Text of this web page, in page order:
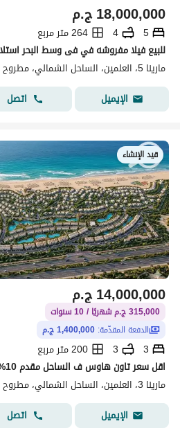
ج.م18,000,000
5
4
264 متر مربع
مارينا 5، العلمين، الساحل الشمالي، مطروح
الإيميل
اتصل
قيد الإنشاء
ج.م14,000,000
315,000 ج.م شهريًا / 10 سنوات
الدفعة المقدّمة: 1,400,000 ج.م
3
3
200 متر مربع
اقل سعر تاون هاوس ف الساحل مقدم 10% اقساط حتي 10 سنوات
مارينا 3، العلمين، الساحل الشمالي، مطروح
الإيميل
اتصل